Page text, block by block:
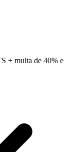
+ multa de 40% e